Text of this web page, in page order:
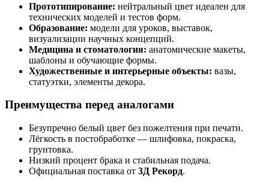
Прототипирование: нейтральный цвет идеален для
технических моделей и тестов форм.
Образование: модели для уроков, выставок,
визуализации научных концепций.
Медицина и стоматология: анатомические макеты,
шаблоны и обучающие формы.
Художественные и интерьерные объекты: вазы,
статуэтки, элементы декора.
Преимущества перед аналогами
Безупречно белый цвет без пожелтения при печати.
Лёгкость в постобработке — шлифовка, покраска,
грунтовка.
Низкий процент брака и стабильная подача.
Официальная поставка от 3Д Рекорд.